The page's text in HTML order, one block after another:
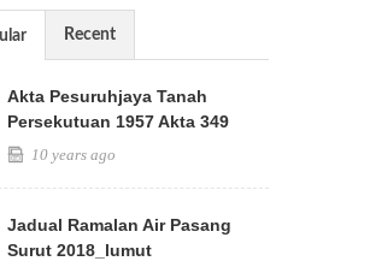
Recent
Akta Pesuruhjaya Tanah
Persekutuan 1957 Akta 349
10 years ago
Jadual Ramalan Air Pasang
Surut 2018_lumut